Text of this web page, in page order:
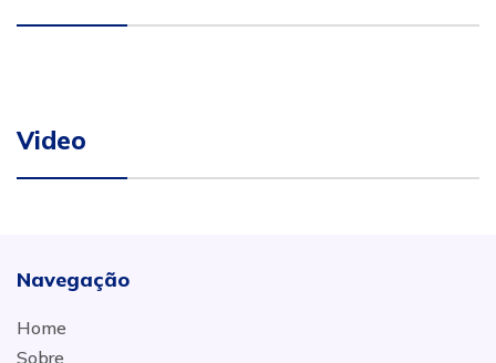
Video
Navegação
Home
Sobre